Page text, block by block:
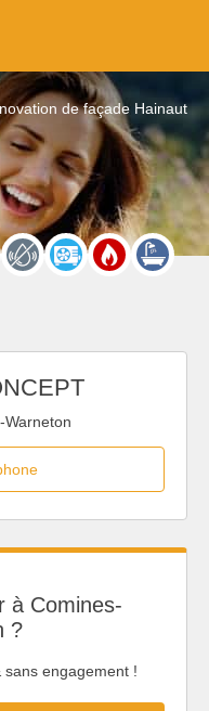
de façade Hainaut
Warneton
à Comines-
?
engagement !